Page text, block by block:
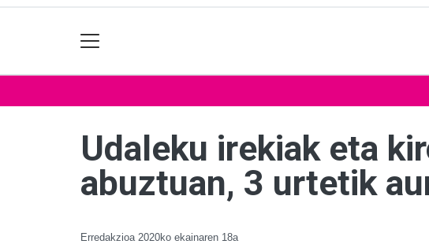
Udaleku irekiak eta
abuztuan, 3 urtetik
Erredakzioa 2020ko ekainaren 18a